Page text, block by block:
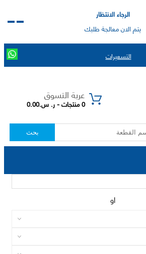
الرجاء الانتظار
يتم الان معالجة طلبك
التسعيرات
عربة التسوق
0 منتجات - ر. س.0.00
بحث
او